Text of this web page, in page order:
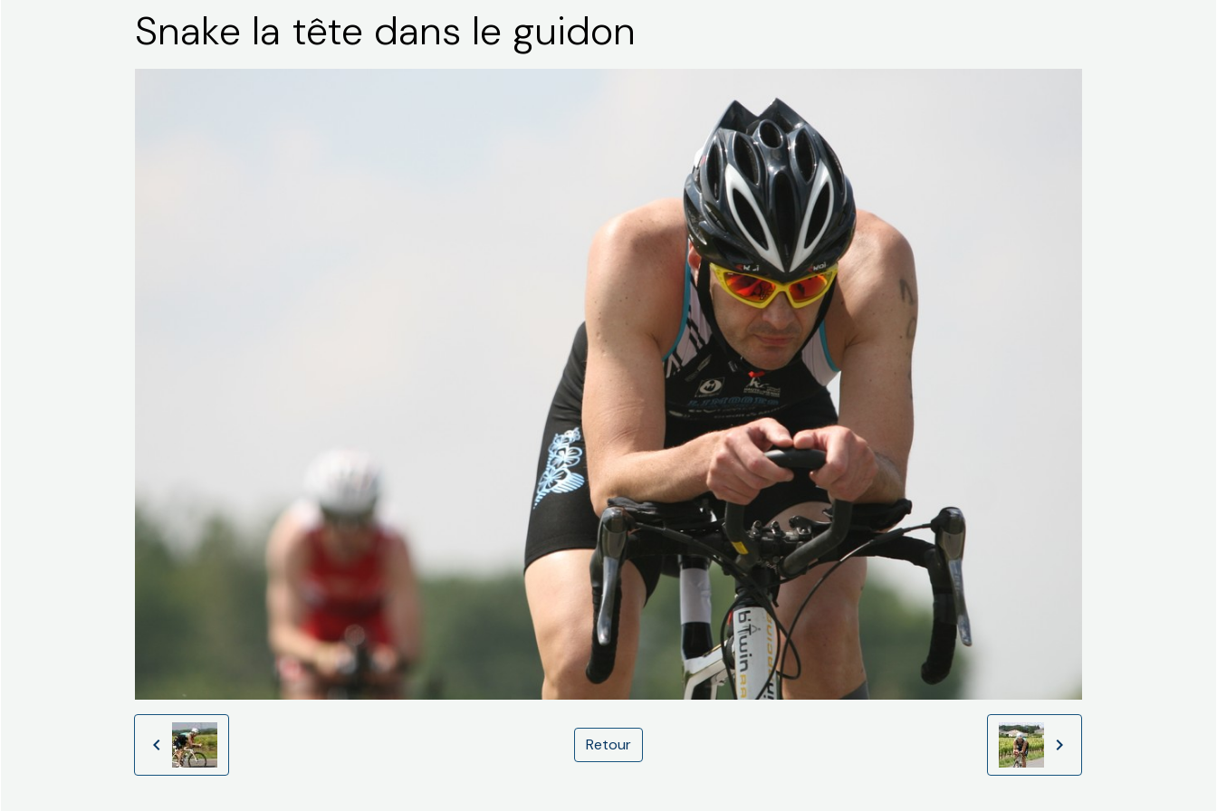
Snake la tête dans le guidon
Retour